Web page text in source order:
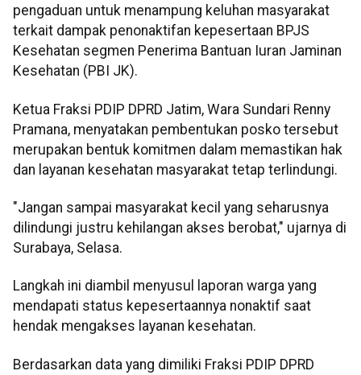
pengaduan untuk menampung keluhan masyarakat
terkait dampak penonaktifan kepesertaan BPJS
Kesehatan segmen Penerima Bantuan Iuran Jaminan
Kesehatan (PBI JK).
Ketua Fraksi PDIP DPRD Jatim, Wara Sundari Renny
Pramana, menyatakan pembentukan posko tersebut
merupakan bentuk komitmen dalam memastikan hak
dan layanan kesehatan masyarakat tetap terlindungi.
"Jangan sampai masyarakat kecil yang seharusnya
dilindungi justru kehilangan akses berobat," ujarnya di
Surabaya, Selasa.
Langkah ini diambil menyusul laporan warga yang
mendapati status kepesertaannya nonaktif saat
hendak mengakses layanan kesehatan.
Berdasarkan data yang dimiliki Fraksi PDIP DPRD